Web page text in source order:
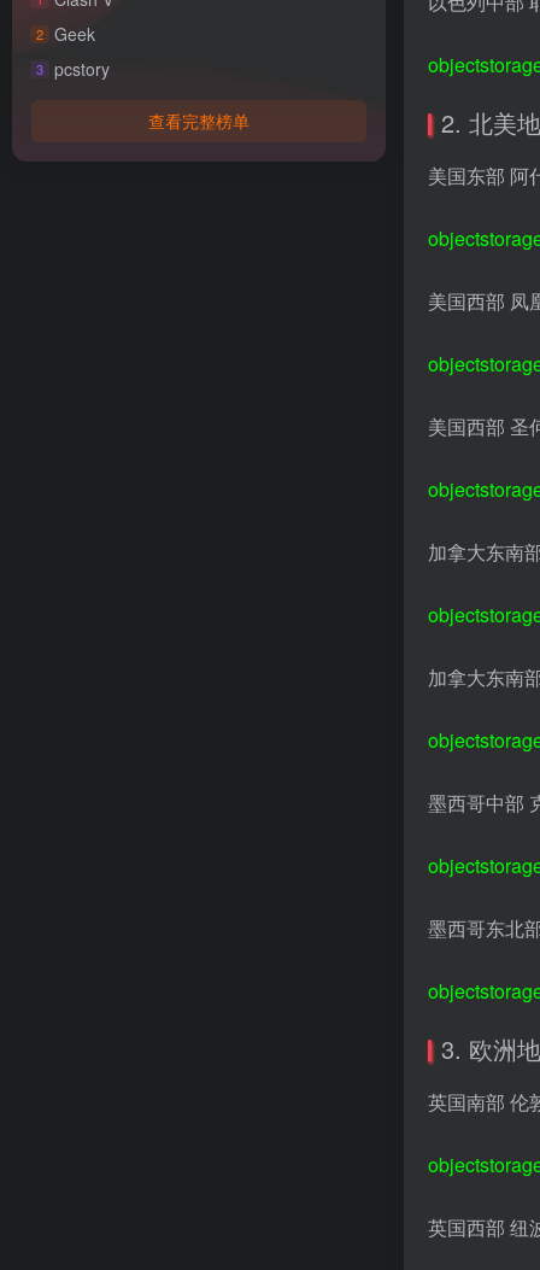
2. 北美
美国东部 阿
美国西部 凤
美国西部 圣
加拿大东南
加拿大东南
墨西哥中部
墨西哥东北
3. 欧洲
英国南部 伦
英国西部 纽
2 Geek
3 pcstory
查看完整榜单